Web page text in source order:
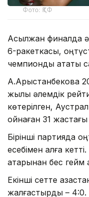
Фото: ҚТФ
Асылжан финалда
6-ракеткасы,
чемпиондық атақты
А.Арыстанбекова
жылы әлемдік
көтерілген,
ойнаған 31 жастағы
Бірінші партияда
есебімен алға
қатарынан бес гейм
Екінші сетте
жалғастырды – 4:0.